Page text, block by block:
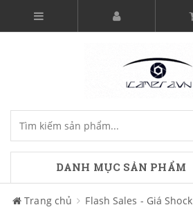
DANH MỤC SẢN PHẨM
Trang chủ
Flash Sales - Giá Shock